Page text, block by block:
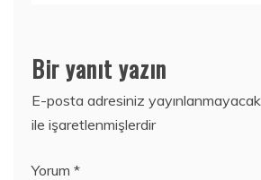
Bir yanıt yazın
E-posta adresiniz yayınlanmayacak.
ile işaretlenmişlerdir
Yorum *